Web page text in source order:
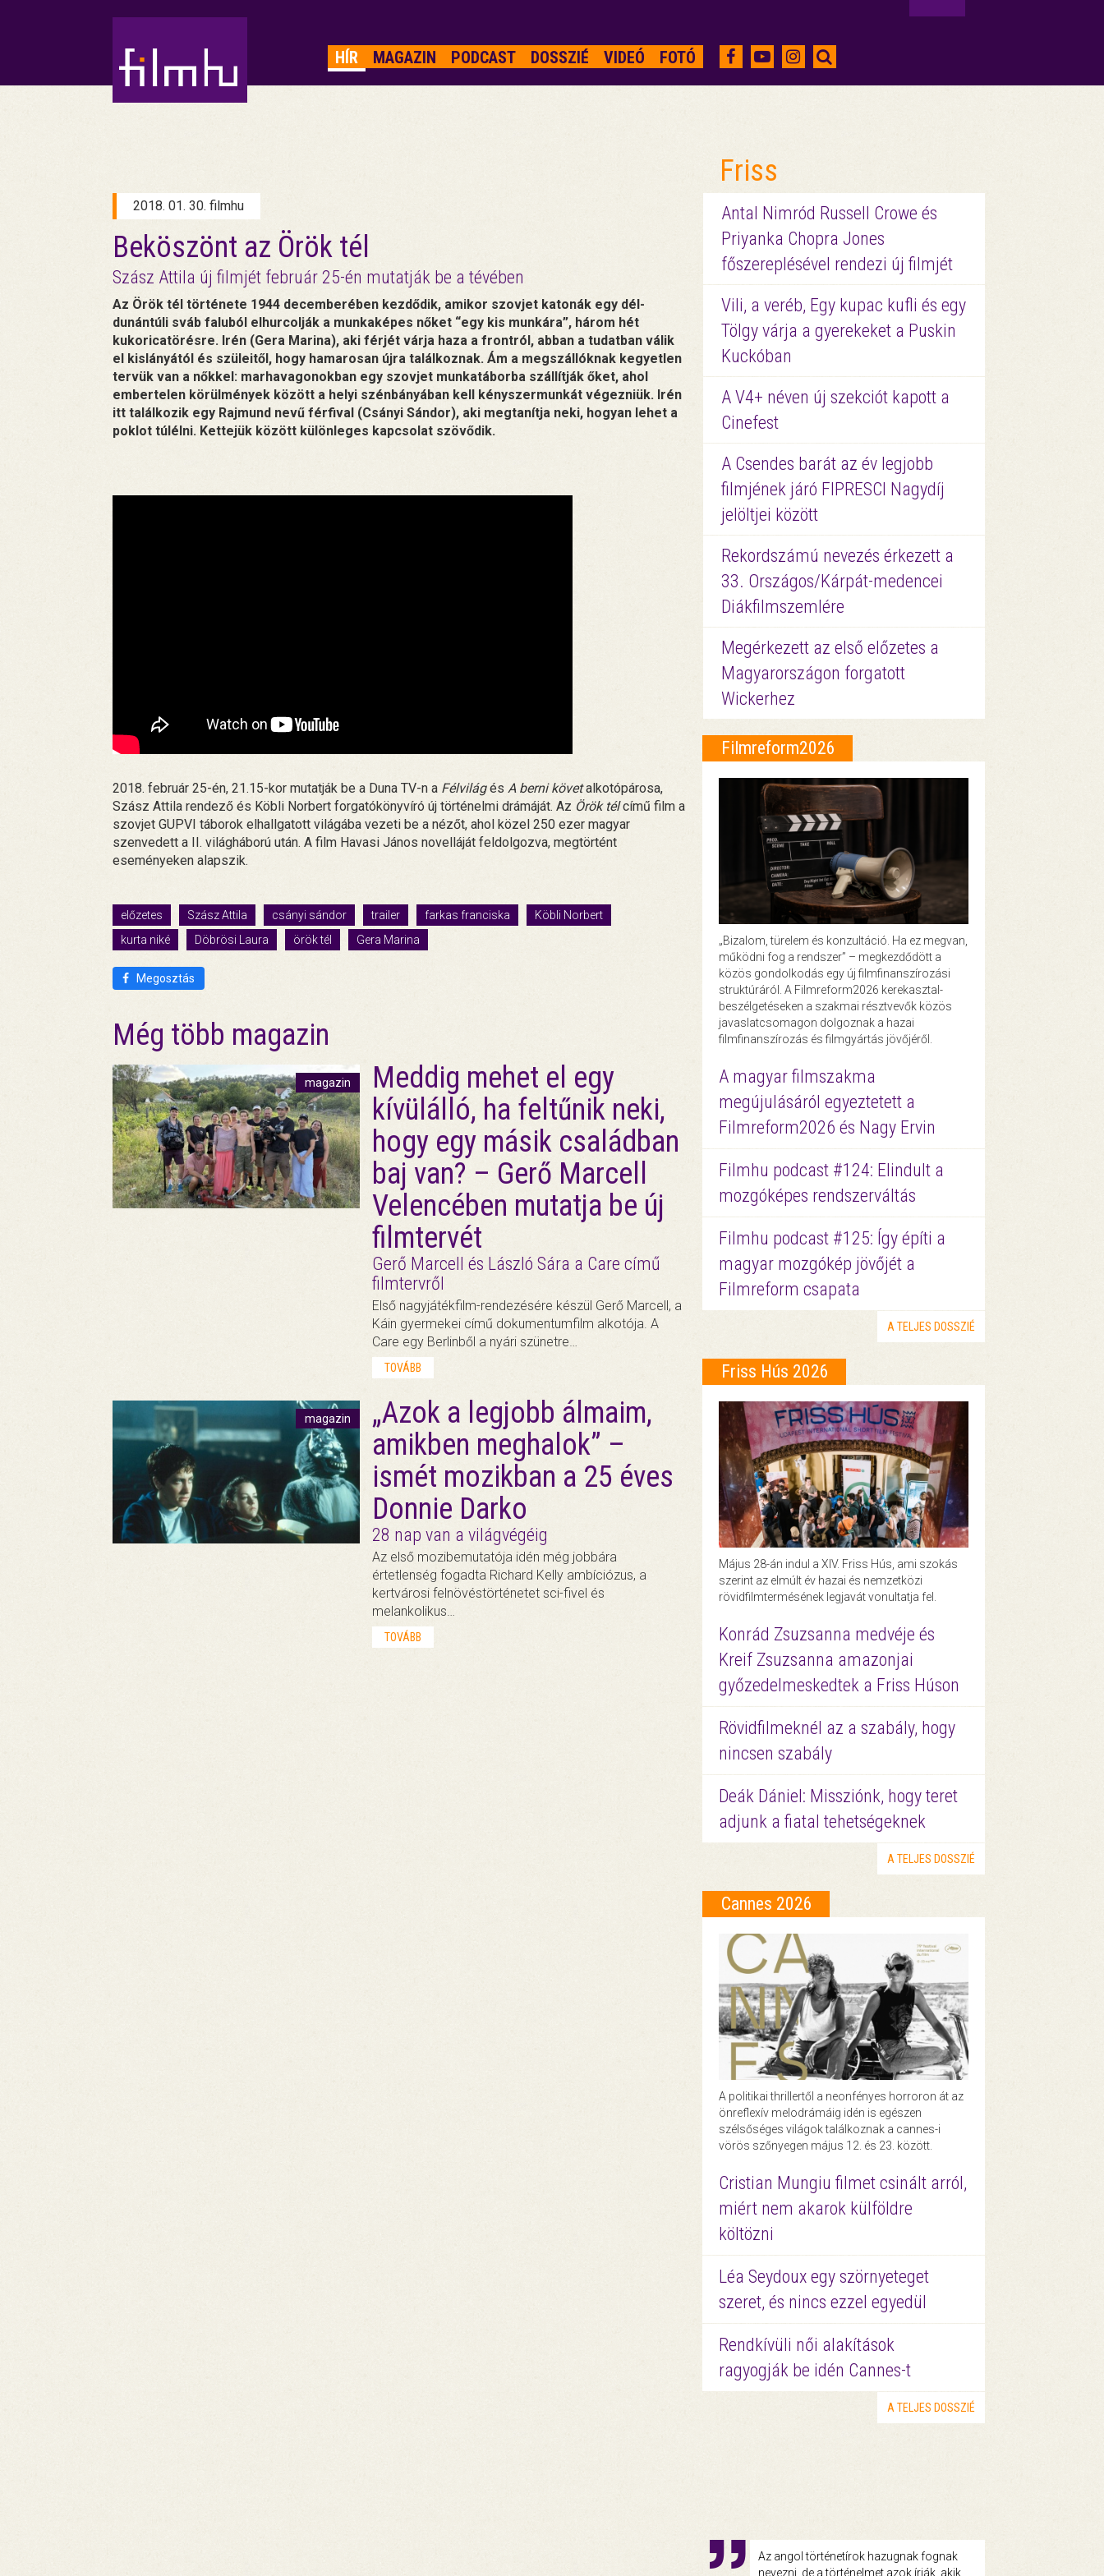
HÍR MAGAZIN PODCAST DOSSZIÉ VIDEÓ FOTÓ
2018. 01. 30. filmhu
Beköszönt az Örök tél
Szász Attila új filmjét február 25-én mutatják be a tévében
Az Örök tél története 1944 decemberében kezdődik, amikor szovjet katonák egy dél-
dunántúli sváb faluból elhurcolják a munkaképes nőket “egy kis munkára”, három hét
kukoricatörésre. Irén (Gera Marina), aki férjét várja haza a frontról, abban a tudatban válik
el kislányától és szüleitől, hogy hamarosan újra találkoznak. Ám a megszállóknak kegyetlen
tervük van a nőkkel: marhavagonokban egy szovjet munkatáborba szállítják őket, ahol
embertelen körülmények között a helyi szénbányában kell kényszermunkát végezniük. Irén
itt találkozik egy Rajmund nevű férfival (Csányi Sándor), aki megtanítja neki, hogyan lehet a
poklot túlélni. Kettejük között különleges kapcsolat szövődik.
2018. február 25-én, 21.15-kor mutatják be a Duna TV-n a Félvilágés A berni követalkotópárosa,
Szász Attila rendező és Köbli Norbert forgatókönyvíró új történelmi drámáját. Az Örök télcímű film a
szovjet GUPVI táborok elhallgatott világába vezeti be a nézőt, ahol közel 250 ezer magyar
szenvedett a II. világháború után. A film Havasi János novelláját feldolgozva, megtörtént
eseményeken alapszik.
előzetes Szász Attila csányi sándor trailer farkas franciska
Köbli Norbert
kurta niké
Döbrösi Laura örök tél Gera Marina
Megosztás
Még több magazin
magazin
Meddig mehet el egy
kívülálló, ha feltűnik neki,
hogy egy másik családban
baj van? – Gerő Marcell
Velencében mutatja be új
filmtervét
Gerő Marcell és László Sára a Care című
filmtervről
Első nagyjátékfilm-rendezésére készül Gerő Marcell, a
Káin gyermekei című dokumentumfilm alkotója. A
Care egy Berlinből a nyári szünetre…
TOVÁBB
magazin
„Azok a legjobb álmaim,
amikben meghalok” –
ismét mozikban a 25 éves
Donnie Darko
28 nap van a világvégéig
Az első mozibemutatója idén még jobbára
értetlenség fogadta Richard Kelly ambíciózus, a
kertvárosi felnövéstörténetet sci-fivel és
melankolikus…
TOVÁBB
Friss
Antal Nimród Russell Crowe és
Priyanka Chopra Jones
főszereplésével rendezi új filmjét
Vili, a veréb, Egy kupac kufli és egy
Tölgy várja a gyerekeket a Puskin
Kuckóban
A V4+ néven új szekciót kapott a
Cinefest
A Csendes barát az év legjobb
filmjének járó FIPRESCI Nagydíj
jelöltjei között
Rekordszámú nevezés érkezett a
33. Országos/Kárpát-medencei
Diákfilmszemlére
Megérkezett az első előzetes a
Magyarországon forgatott
Wickerhez
Filmreform2026
„Bizalom, türelem és konzultáció. Ha ez megvan,
működni fog a rendszer” – megkezdődött a
közös gondolkodás egy új filmfinanszírozási
struktúráról. A Filmreform2026 kerekasztal-
beszélgetéseken a szakmai résztvevők közös
javaslatcsomagon dolgoznak a hazai
filmfinanszírozás és filmgyártás jövőjéről.
A magyar filmszakma
megújulásáról egyeztetett a
Filmreform2026 és Nagy Ervin
Filmhu podcast #124: Elindult a
mozgóképes rendszerváltás
Filmhu podcast #125: Így építi a
magyar mozgókép jövőjét a
Filmreform csapata
A TELJES DOSSZIÉ
Friss Hús 2026
Május 28-án indul a XIV. Friss Hús, ami szokás
szerint az elmúlt év hazai és nemzetközi
rövidfilmtermésének legjavát vonultatja fel.
Konrád Zsuzsanna medvéje és
Kreif Zsuzsanna amazonjai
győzedelmeskedtek a Friss Húson
Rövidfilmeknél az a szabály, hogy
nincsen szabály
Deák Dániel: Missziónk, hogy teret
adjunk a fiatal tehetségeknek
A TELJES DOSSZIÉ
Cannes 2026
A politikai thrillertől a neonfényes horroron át az
önreflexív melodrámáig idén is egészen
szélsőséges világok találkoznak a cannes-i
vörös szőnyegen május 12. és 23. között.
Cristian Mungiu filmet csinált arról,
miért nem akarok külföldre
költözni
Léa Seydoux egy szörnyeteget
szeret, és nincs ezzel egyedül
Rendkívüli női alakítások
ragyogják be idén Cannes-t
A TELJES DOSSZIÉ
Az angol történetírok hazugnak fognak
nevezni, de a történelmet azok írják, akik